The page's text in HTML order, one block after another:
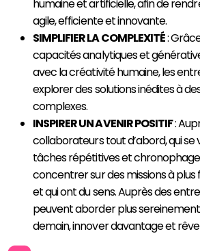
humaine et artificielle, afin de
agile, efficiente et innovante.
SIMPLIFIER LA COMPLEXITÉ:
capacitésanalytiques et
avec lacréativitehumaine, les
explorer des solutionsinéditesà
complexes.
INSPIRER UN AVENIR POSITIF:
collaborateurs tout d’abord, qui se
tâchesrépétitiveset
concentrer sur des missions à
et qui ont dusens.Auprèsdes
peuvent aborder plus
demain,innover davantage et